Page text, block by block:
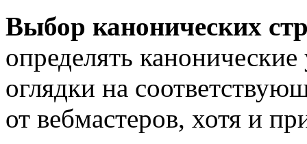
Выбор канонических
определять
оглядки на
от вебмастеров, хотя и